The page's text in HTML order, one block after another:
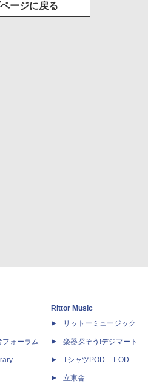
ページに戻る
フォーラム
Rittor Music
リットーミュージック
楽器探そう!デジマート
TシャツPOD T-OD
立東舎